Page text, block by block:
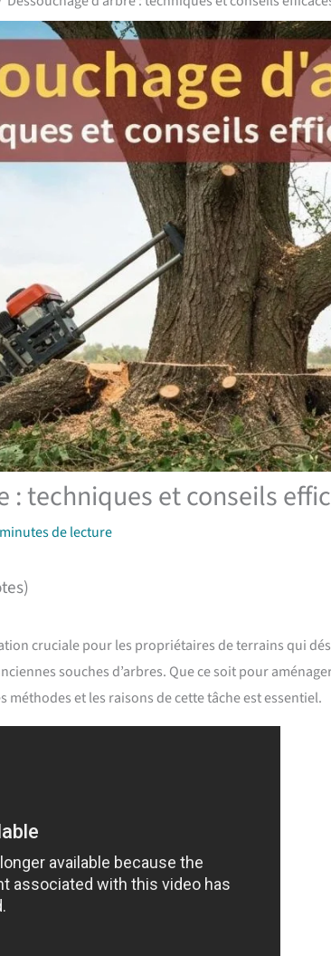
: techniques et conseils
de lecture
cruciale pour les propriétaires de terrains qui
souches d’arbres. Que ce soit pour
et les raisons de cette tâche est essentiel.